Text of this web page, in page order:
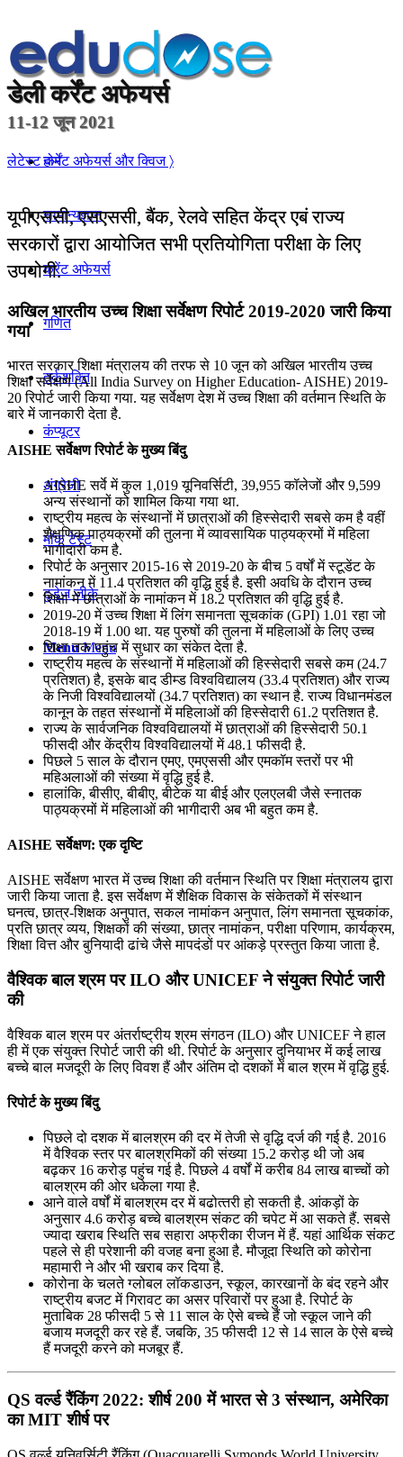
होम
सामान्यज्ञान
करेंट अफेयर्स
गणित
तर्कशक्ति
कंप्यूटर
अंग्रेजी
मॉक टेस्ट
टुडेज जीके
Menu Menu
डेली कर्रेंट अफेयर्स
11-12 जून 2021
लेटेस्ट कर्रेंट अफेयर्स और क्विज 〉
यूपीएससी, एसएससी, बैंक, रेलवे सहित केंद्र एबं राज्य
सरकारों द्वारा आयोजित सभी प्रतियोगिता परीक्षा के लिए
उपयोगी.
अखिल भारतीय उच्च शिक्षा सर्वेक्षण रिपोर्ट 2019-2020 जारी किया
गया
भारत सरकार शिक्षा मंत्रालय की तरफ से 10 जून को अखिल भारतीय उच्च
शिक्षा सर्वेक्षण (All India Survey on Higher Education- AISHE) 2019-
20 रिपोर्ट जारी किया गया. यह सर्वेक्षण देश में उच्च शिक्षा की वर्तमान स्थिति के
बारे में जानकारी देता है.
AISHE सर्वेक्षण रिपोर्ट के मुख्य बिंदु
AISHE सर्वे में कुल 1,019 यूनिवर्सिटी, 39,955 कॉलेजों और 9,599
अन्य संस्थानों को शामिल किया गया था.
राष्ट्रीय महत्व के संस्थानों में छात्राओं की हिस्सेदारी सबसे कम है वहीं
शैक्षणिक पाठ्यक्रमों की तुलना में व्यावसायिक पाठ्यक्रमों में महिला
भागीदारी कम है.
रिपोर्ट के अनुसार 2015-16 से 2019-20 के बीच 5 वर्षों में स्टूडेंट के
नामांकन में 11.4 प्रतिशत की वृद्धि हुई है. इसी अवधि के दौरान उच्च
शिक्षा में छात्राओं के नामांकन में 18.2 प्रतिशत की वृद्धि हुई है.
2019-20 में उच्च शिक्षा में लिंग समानता सूचकांक (GPI) 1.01 रहा जो
2018-19 में 1.00 था. यह पुरुषों की तुलना में महिलाओं के लिए उच्च
शिक्षा तक पहुंच में सुधार का संकेत देता है.
राष्ट्रीय महत्व के संस्थानों में महिलाओं की हिस्सेदारी सबसे कम (24.7
प्रतिशत) है, इसके बाद डीम्ड विश्वविद्यालय (33.4 प्रतिशत) और राज्य
के निजी विश्वविद्यालयों (34.7 प्रतिशत) का स्थान है. राज्य विधानमंडल
कानून के तहत संस्थानों में महिलाओं की हिस्सेदारी 61.2 प्रतिशत है.
राज्य के सार्वजनिक विश्वविद्यालयों में छात्राओं की हिस्सेदारी 50.1
फीसदी और केंद्रीय विश्वविद्यालयों में 48.1 फीसदी है.
पिछले 5 साल के दौरान एमए, एमएससी और एमकॉम स्तरों पर भी
महिअलाओं की संख्या में वृद्धि हुई है.
हालांकि, बीसीए, बीबीए, बीटेक या बीई और एलएलबी जैसे स्नातक
पाठ्यक्रमों में महिलाओं की भागीदारी अब भी बहुत कम है.
AISHE सर्वेक्षण: एक दृष्टि
AISHE सर्वेक्षण भारत में उच्च शिक्षा की वर्तमान स्थिति पर शिक्षा मंत्रालय द्वारा
जारी किया जाता है. इस सर्वेक्षण में शैक्षिक विकास के संकेतकों में संस्थान
घनत्व, छात्र-शिक्षक अनुपात, सकल नामांकन अनुपात, लिंग समानता सूचकांक,
प्रति छात्र व्यय, शिक्षकों की संख्या, छात्र नामांकन, परीक्षा परिणाम, कार्यक्रम,
शिक्षा वित्त और बुनियादी ढांचे जैसे मापदंडों पर आंकड़े प्रस्तुत किया जाता है.
वैश्विक बाल श्रम पर ILO और UNICEF ने संयुक्त रिपोर्ट जारी
की
वैश्विक बाल श्रम पर अंतर्राष्ट्रीय श्रम संगठन (ILO) और UNICEF ने हाल
ही में एक संयुक्त रिपोर्ट जारी की थी. रिपोर्ट के अनुसार दुनियाभर में कई लाख
बच्‍चे बाल मजदूरी के लिए विवश हैं और अंतिम दो दशकों में बाल श्रम में वृद्धि हुई.
रिपोर्ट के मुख्य बिंदु
पिछले दो दशक में बालश्रम की दर में तेजी से वृद्धि दर्ज की गई है. 2016
में वैश्विक स्‍तर पर बालश्रमिकों की संख्‍या 15.2 करोड़ थी जो अब
बढ़कर 16 करोड़ पहुंच गई है. पिछले 4 वर्षों में करीब 84 लाख बाच्‍चों को
बालश्रम की ओर धकेला गया है.
आने वाले वर्षों में बालश्रम दर में बढोत्‍तरी हो सकती है. आंकड़ों के
अनुसार 4.6 करोड़ बच्‍चे बालश्रम संकट की चपेट में आ सकते हैं. सबसे
ज्‍यादा खराब स्थिति सब सहारा अफ्रीका रीजन में हैं. यहां आर्थिक संकट
पहले से ही परेशानी की वजह बना हुआ है. मौजूदा स्थिति को कोरोना
महामारी ने और भी खराब कर दिया है.
कोरोना के चलते ग्‍लोबल लॉकडाउन, स्‍कूल, कारखानों के बंद रहने और
राष्‍ट्रीय बजट में गिरावट का असर परिवारों पर हुआ है. रिपोर्ट के
मुताबिक 28 फीसदी 5 से 11 साल के ऐसे बच्‍चे हैं जो स्‍कूल जाने की
बजाय मजदूरी कर रहे हैं. जबकि, 35 फीसदी 12 से 14 साल के ऐसे बच्‍चे
हैं मजदूरी करने को मजबूर हैं.
QS वर्ल्ड रैंकिंग 2022: शीर्ष 200 में भारत से 3 संस्थान, अमेरिका
का MIT शीर्ष पर